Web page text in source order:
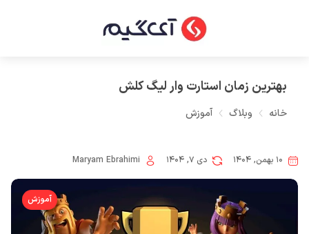
بهترین زمان استارت وار لیگ کلش
خانه وبلاگ آموزش
۱۰ بهمن, ۱۴۰۴ دی ۷, ۱۴۰۴ Maryam Ebrahimi
آموزش